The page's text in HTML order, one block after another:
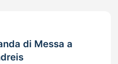
di Messa a